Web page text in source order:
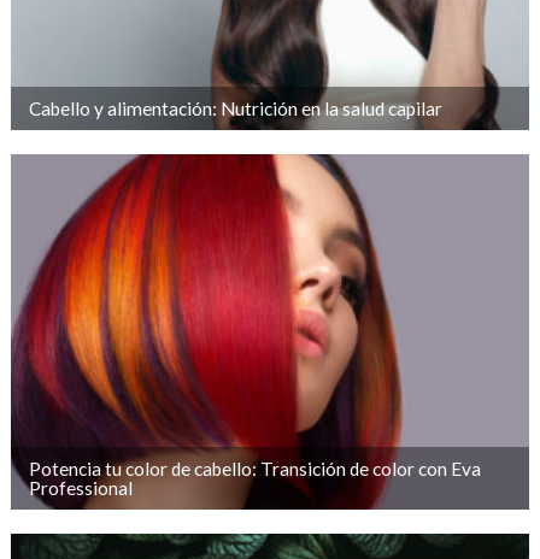
Cabello y alimentación: Nutrición en la salud capilar
Potencia tu color de cabello: Transición de color con Eva
Professional